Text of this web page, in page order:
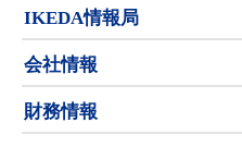
IKEDA情報局
会社情報
財務情報